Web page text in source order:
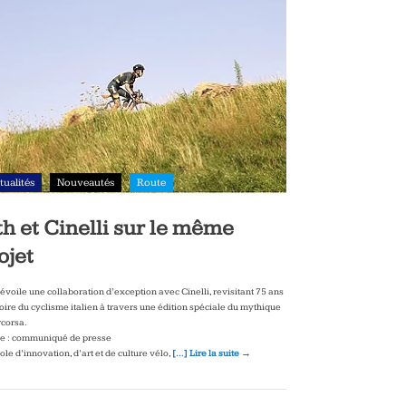
Nouveautés Route
et Cinelli sur le même
une collaboration d’exception avec Cinelli, revisitant 75 ans
du cyclisme italien à travers une édition spéciale du mythique
: communiqué de presse
d’innovation, d’art et de culture vélo, […] Lire la suite →